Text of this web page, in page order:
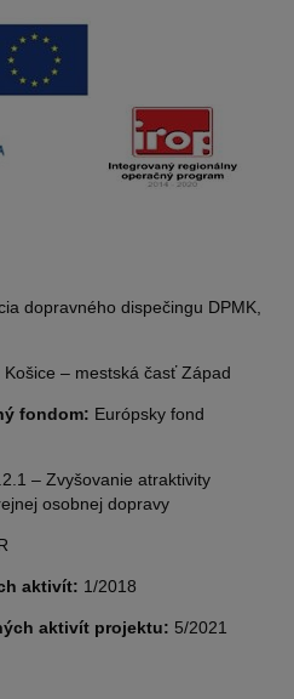
dopravného dispečingu DPMK,
Košice – mestská časť Západ
fondom: Európsky fond
– Zvyšovanie atraktivity
osobnej dopravy
aktivít: 1/2018
aktivít projektu: 5/2021